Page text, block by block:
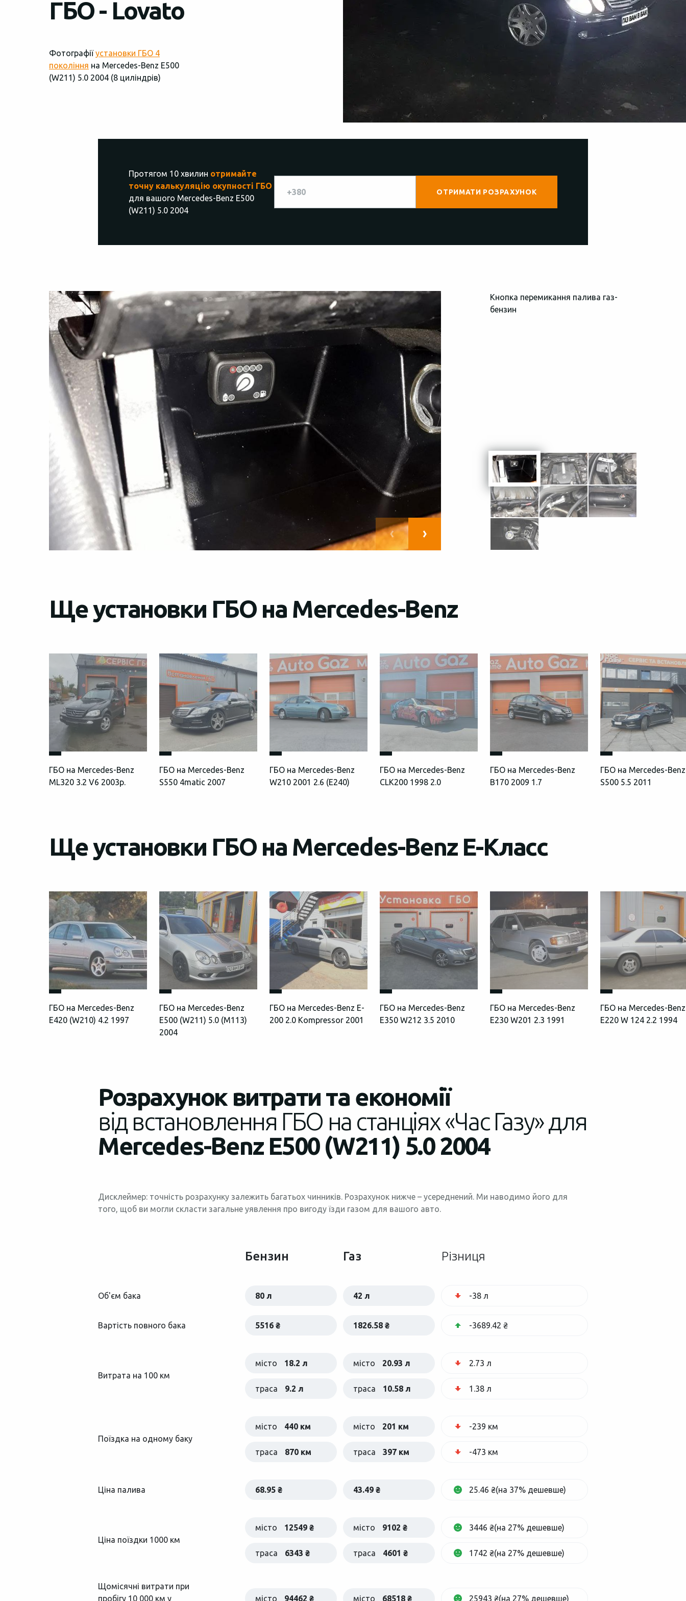
ГБО - Lovato
Фотографіїустановки ГБО 4
покоління на Mercedes-Benz E500
(W211) 5.0 2004 (8 циліндрів)
Протягом 10 хвилин отримайте
точну калькуляцію окупності ГБО
для вашого Mercedes-Benz E500
(W211) 5.0 2004
Кнопка перемикання палива газ-
бензин
Ще установки ГБО на Mercedes-Benz
ГБО на Mercedes-Benz
ML320 3.2 V6 2003р.
ГБО на Mercedes-Benz
S550 4matic 2007
ГБО на Mercedes-Benz
W210 2001 2.6 (E240)
ГБО на Mercedes-Benz
CLK200 1998 2.0
ГБО на Mercedes-Benz
B170 2009 1.7
ГБО на Mercedes-Benz
S500 5.5 2011
Ще установки ГБО на Mercedes-Benz E-Класс
ГБО на Mercedes-Benz
E420 (W210) 4.2 1997
ГБО на Mercedes-Benz
E500 (W211) 5.0 (M113)
2004
ГБО на Mercedes-Benz E-
200 2.0 Kompressor 2001
ГБО на Mercedes-Benz
E350 W212 3.5 2010
ГБО на Mercedes-Benz
E230 W201 2.3 1991
ГБО на Mercedes-Benz
E220 W 124 2.2 1994
Розрахунок витрати та економії
від встановлення ГБО на станціях «Час Газу» для
Mercedes-Benz E500 (W211) 5.0 2004
Дисклеймер: точність розрахунку залежить багатьох чинників. Розрахунок нижче – усереднений. Ми наводимо його для
того, щоб ви могли скласти загальне уявлення про вигоду їзди газом для вашого авто.
Бензин Газ Різниця
Об'єм бака 80 л 42 л -38 л
Вартість повного бака 5516 ₴ 1826.58 ₴ -3689.42 ₴
Витрата на 100 км
місто 18.2 л місто 20.93 л 2.73 л
траса 9.2 л траса 10.58 л 1.38 л
Поїздка на одному баку
місто 440 км місто 201 км -239 км
траса 870 км траса 397 км -473 км
Ціна палива 68.95 ₴ 43.49 ₴ 25.46 ₴(на 37% дешевше)
Ціна поїздки 1000 км
місто 12549 ₴ місто 9102 ₴ 3446 ₴(на 27% дешевше)
траса 6343 ₴ траса 4601 ₴ 1742 ₴(на 27% дешевше)
Щомісячні витрати при
пробігу 10 000 км у
місто 94462 ₴ місто 68518 ₴ 25943 ₴(на 27% дешевше)